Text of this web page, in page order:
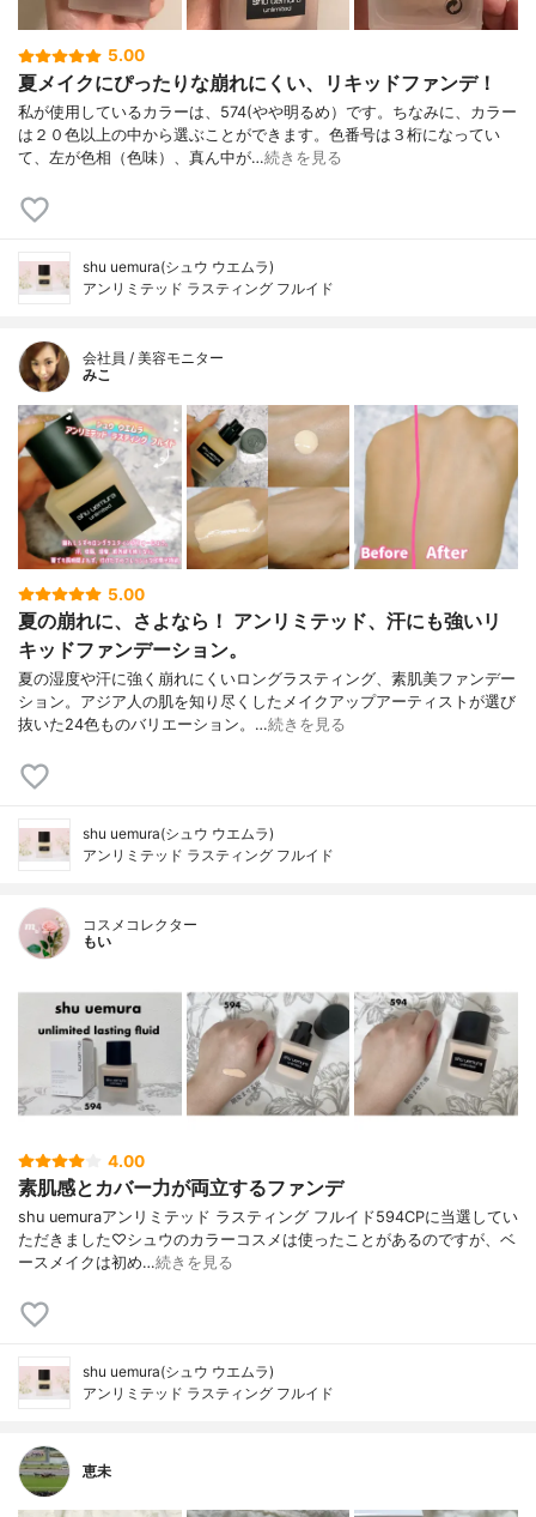
5.00
夏メイクにぴったりな崩れにくい、リキッドファンデ！
私が使用しているカラーは、574(やや明るめ）です。ちなみに、カラー
は２０色以上の中から選ぶことができます。色番号は３桁になってい
て、左が色相（色味）、真ん中が…続きを見る
shu uemura(シュウ ウエムラ)
アンリミテッド ラスティング フルイド
会社員 / 美容モニター
みこ
5.00
夏の崩れに、さよなら！ アンリミテッド、汗にも強いリ
キッドファンデーション。
夏の湿度や汗に強く崩れにくいロングラスティング、素肌美ファンデー
ション。アジア人の肌を知り尽くしたメイクアップアーティストが選び
抜いた24色ものバリエーション。…続きを見る
shu uemura(シュウ ウエムラ)
アンリミテッド ラスティング フルイド
コスメコレクター
もい
4.00
素肌感とカバー力が両立するファンデ
shu uemuraアンリミテッド ラスティング フルイド594CPに当選してい
ただきました♡シュウのカラーコスメは使ったことがあるのですが、ベ
ースメイクは初め…続きを見る
shu uemura(シュウ ウエムラ)
アンリミテッド ラスティング フルイド
恵未